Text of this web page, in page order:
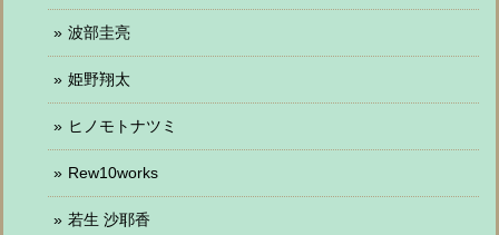
波部圭亮
姫野翔太
ヒノモトナツミ
Rew10works
若生 沙耶香